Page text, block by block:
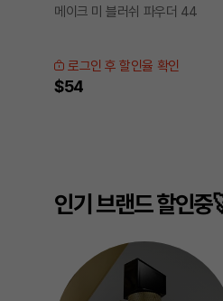
메이크 미 블러쉬 파우더 44
로그인 후 할인율 확인
$54
인기 브랜드 할인중